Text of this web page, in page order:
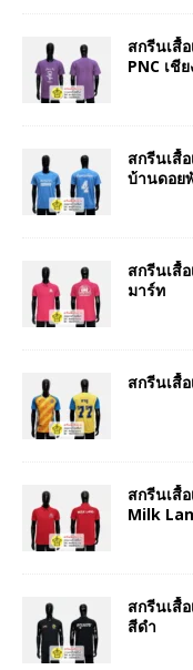
สกรีนเสื้
PNC เชี
สกรีนเสื้
บ้านดอย
สกรีนเสื้
มาร์ท
สกรีนเสื้
สกรีนเสื้
Milk
สกรีนเสื้
สีดำ